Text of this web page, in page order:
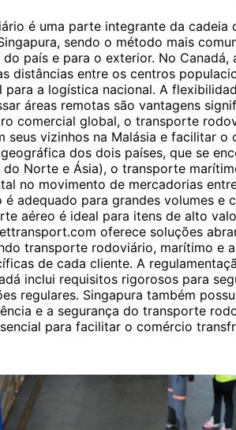
é uma parte integrante da cadeia
sendo o método mais
país e para o exterior. No Canadá,
distâncias entre os centros
para a logística nacional. A
áreas remotas são vantagens
comercial global, o transporte
seus vizinhos na Malásia e facilitar o
dos dois países, que se
Norte e Ásia), o transporte
no movimento de mercadorias
adequado para grandes volumes e
aéreo é ideal para itens de alto
oferece soluções
transporte rodoviário, marítimo e
de cada cliente. A
inclui requisitos rigorosos para
regulares. Singapura também
e a segurança do transporte
para facilitar o comércio